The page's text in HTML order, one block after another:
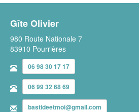
Gîte Olivier
980 Route Nationale 7
83910 Pourrières
06 98 30 17 17
06 99 32 68 69
bastideetmoi@gmail.com